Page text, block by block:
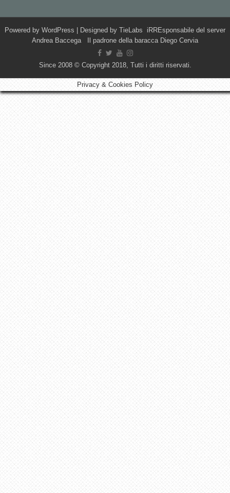
Powered by WordPress | Designed by TieLabs iRREsponsabile del server
Andrea Baccega Il padrone della baracca Diego Cervia
Since 2008 © Copyright 2018, Tutti i diritti riservati.
Privacy & Cookies Policy